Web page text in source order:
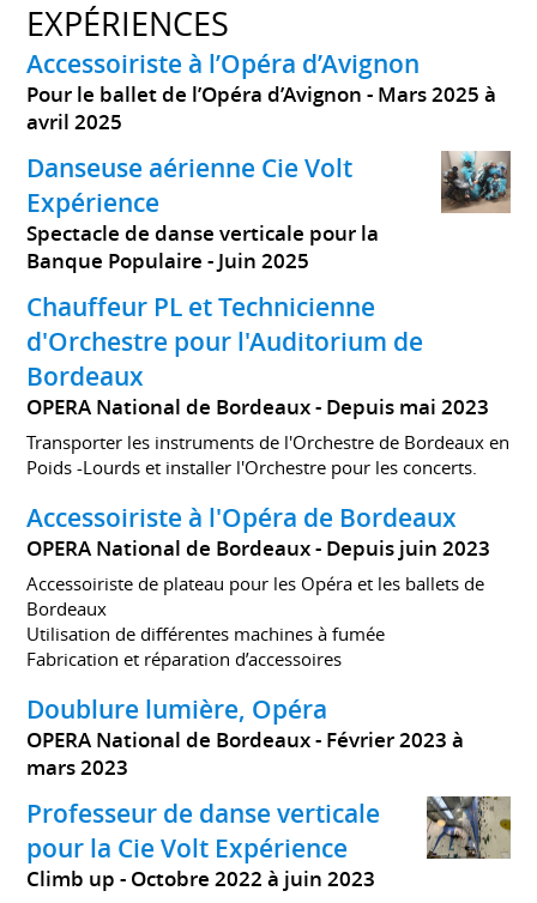
EXPÉRIENCES
Accessoiriste à l’Opéra d’Avignon
Pour le ballet de l’Opéra d’Avignon
Mars 2025 à
avril 2025
Danseuse aérienne Cie Volt
Expérience
Spectacle de danse verticale pour la
Banque Populaire
Juin 2025
Chauffeur PL et Technicienne
d'Orchestre pour l'Auditorium de
Bordeaux
OPERA National de Bordeaux Depuis mai 2023
Transporter les instruments de l'Orchestre de Bordeaux en
Poids -Lourds et installer l'Orchestre pour les concerts.
Accessoiriste à l'Opéra de Bordeaux
OPERA National de Bordeaux Depuis juin 2023
Accessoiriste de plateau pour les Opéra et les ballets de
Bordeaux
Utilisation de différentes machines à fumée
Fabrication et réparation d’accessoires
Doublure lumière, Opéra
OPERA National de Bordeaux
Février 2023 à
mars 2023
Professeur de danse verticale
pour la Cie Volt Expérience
Climb up Octobre 2022 à juin 2023